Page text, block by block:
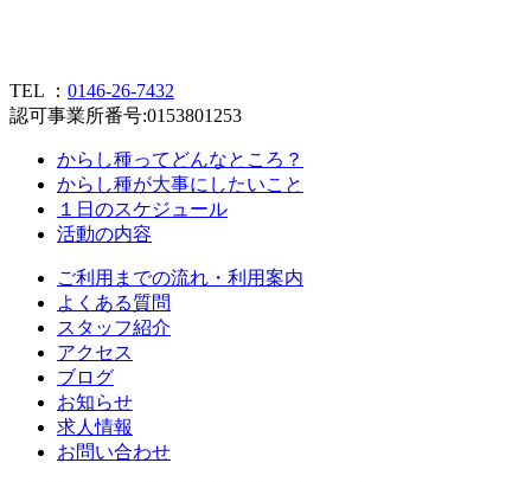
TEL ： 0146-26-7432
認可事業所番号:0153801253
からし種ってどんなところ？
からし種が大事にしたいこと
１日のスケジュール
活動の内容
ご利用までの流れ・利用案内
よくある質問
スタッフ紹介
アクセス
ブログ
お知らせ
求人情報
お問い合わせ